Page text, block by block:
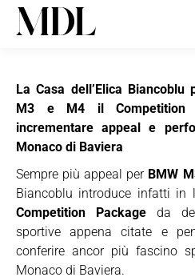
La Casa dell’Elica
M3 e M4 il Competition
incrementare appeal e
Monaco di Baviera
Sempre più appeal per BMW
Biancoblu introduce infatti in
Competition Packageda
sportive appena citate e
conferire ancor più fascino
Monaco di Baviera.